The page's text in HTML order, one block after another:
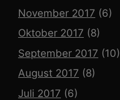
November 2017 (6)
Oktober 2017 (8)
September 2017 (10)
August 2017 (8)
Juli 2017 (6)